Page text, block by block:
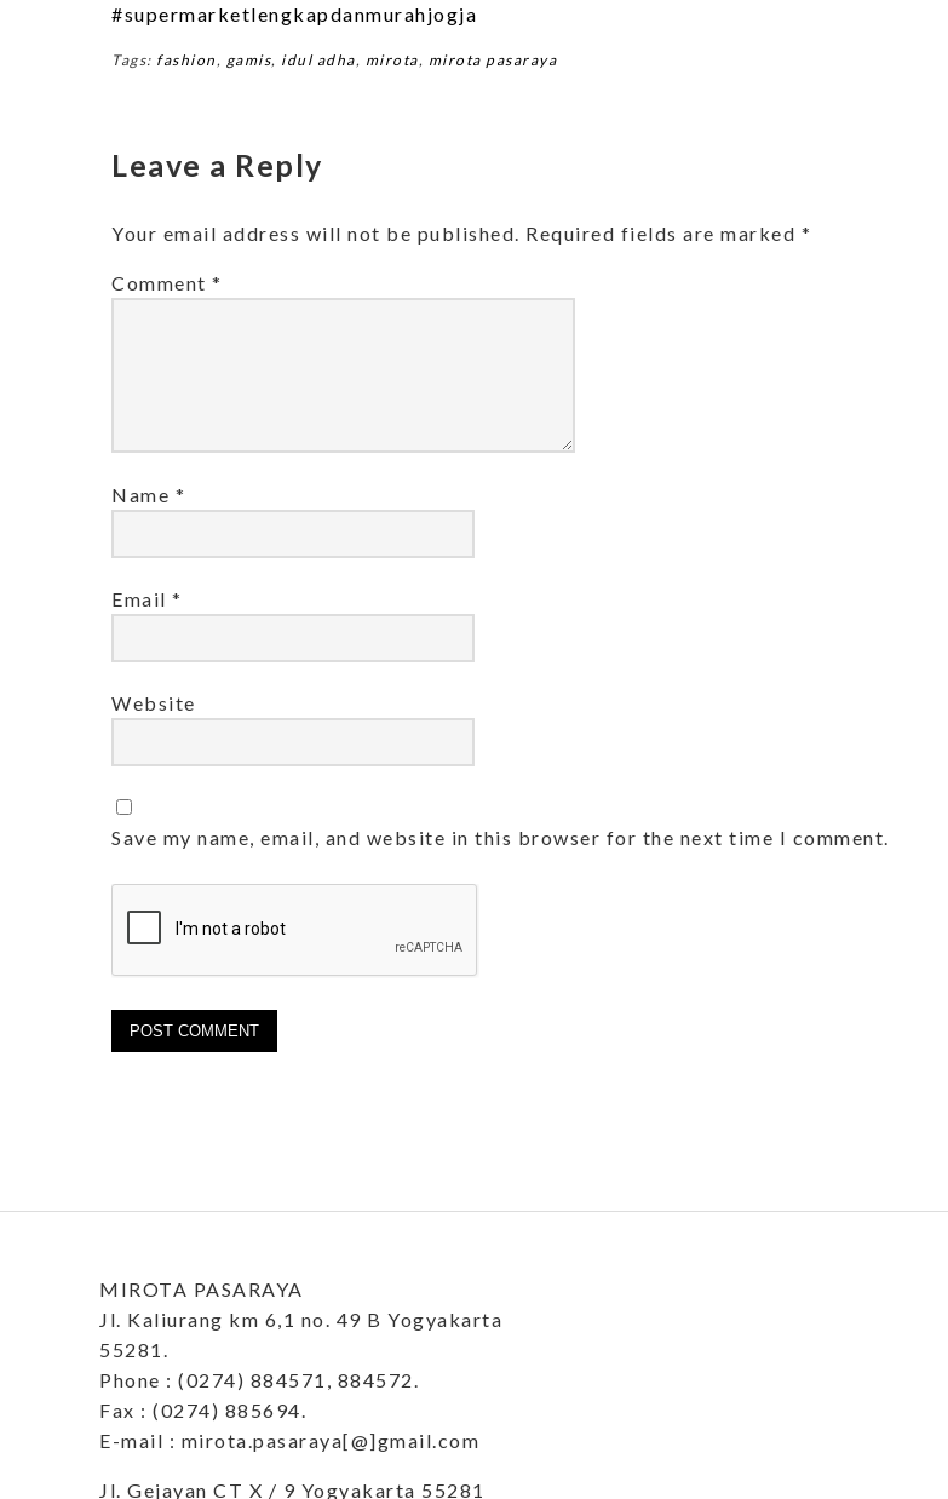
#supermarketlengkapdanmurahjogja
Tags: fashion , gamis, idul adha, mirota, mirota pasaraya
Leave a Reply
Your email address will not be published. Required fields are marked *
Comment *
Name *
Email *
Website
Save my name, email, and website in this browser for the next time I comment.
MIROTA PASARAYA
Jl. Kaliurang km 6,1 no. 49 B Yogyakarta
55281.
Phone : (0274) 884571, 884572.
Fax : (0274) 885694.
E-mail : mirota.pasaraya[@]gmail.com
Jl. Gejayan CT X / 9 Yogyakarta 55281